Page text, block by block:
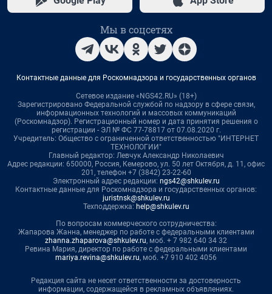
Мы в соцсетях
Контактные данные для Роскомнадзора и государственных органов
Сетевое издание «NGS42.RU» (18+)
Зарегистрировано Федеральной службой по надзору в сфере связи,
информационных технологий и массовых коммуникаций
(Роскомнадзор). Регистрационный номер и дата принятия решения о
регистрации - ЭЛ № ФС 77-78817 от 07.08.2020 г.
Учредитель: Общество с ограниченной ответственностью "ИНТЕРНЕТ
ТЕХНОЛОГИИ"
Главный редактор: Левчук Александр Николаевич
Адрес редакции: 650000, Россия, Кемерово, ул. 50 лет Октября, д. 11, офис
201, телефон +7 (3842) 23-22-60
Электронный адрес редакции: ngs42@shkulev.ru
Контактные данные для Роскомнадзора и государственных органов:
juristnsk@shkulev.ru
Техподдержка: help@shkulev.ru
По вопросам коммерческого сотрудничества:
Жапарова Жанна, менеджер по работе с федеральными клиентами
zhanna.zhaparova@shkulev.ru, моб. + 7 982 640 34 32
Ревина Мария, директор по работе с федеральными клиентами
mariya.revina@shkulev.ru, моб. +7 910 402 4056
Редакция сайта не несет ответственности за достоверность
информации, содержащейся в рекламных объявлениях.